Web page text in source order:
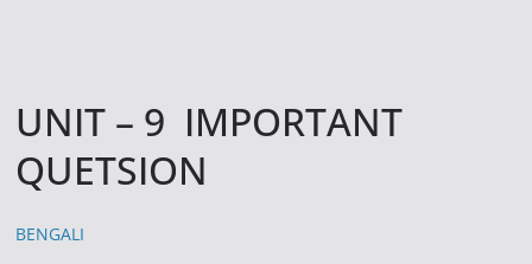
UNIT – 9 IMPORTANT
QUETSION
BENGALI